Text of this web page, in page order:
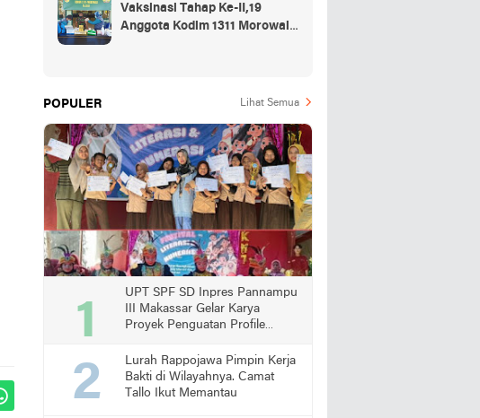
Kostrad
Vaksinasi Tahap Ke-II,19
Anggota Kodim 1311 Morowali
POPULER Lihat Semua
UPT SPF SD Inpres Pannampu
III Makassar Gelar Karya
Proyek Penguatan Profile
Lurah Rappojawa Pimpin Kerja
Bakti di Wilayahnya. Camat
Tallo Ikut Memantau